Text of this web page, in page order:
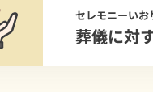
セレモニーいお
葬儀に対